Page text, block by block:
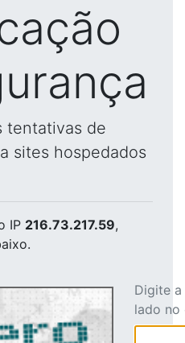
tentativas de
sites hospedados
IP 216.73.217.59,
Digite
lado no